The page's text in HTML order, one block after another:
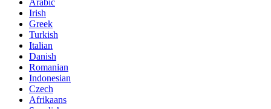
Irish
Greek
Turkish
Italian
Danish
Romanian
Indonesian
Czech
Afrikaans